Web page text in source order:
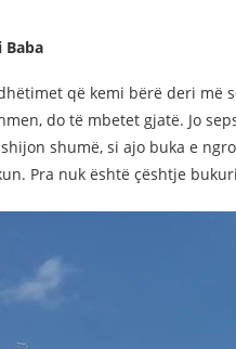
Baba
që kemi bërë deri më
do të mbetet gjatë. Jo
shumë, si ajo buka e
Pra nuk është çështje